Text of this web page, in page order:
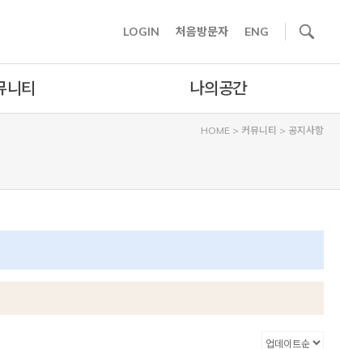
LOGIN 처음방문자 ENG
니티 나의공간
HOME > 커뮤니티 > 공지사항
카테고리